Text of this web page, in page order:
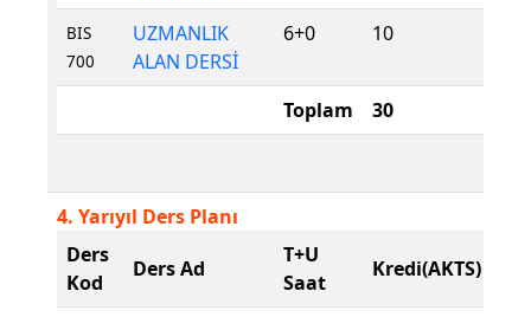
BIS
700
UZMANLIK
ALAN DERSİ
6+0 10
Toplam 30
4. Yarıyıl Ders Planı
Ders
Kod
Ders Ad
T+U
Saat
Kredi(AKTS)